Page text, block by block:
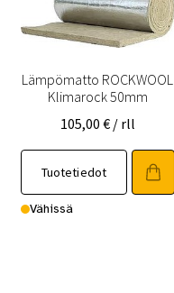
Lämpömatto ROCKWOOL
Klimarock 50mm
105,00 € / rll
Tuotetiedot
Vähissä